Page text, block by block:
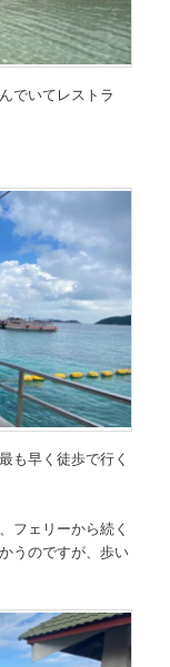
でいてレストラ
も早く徒歩で行く
フェリーから続く
うのですが、歩い